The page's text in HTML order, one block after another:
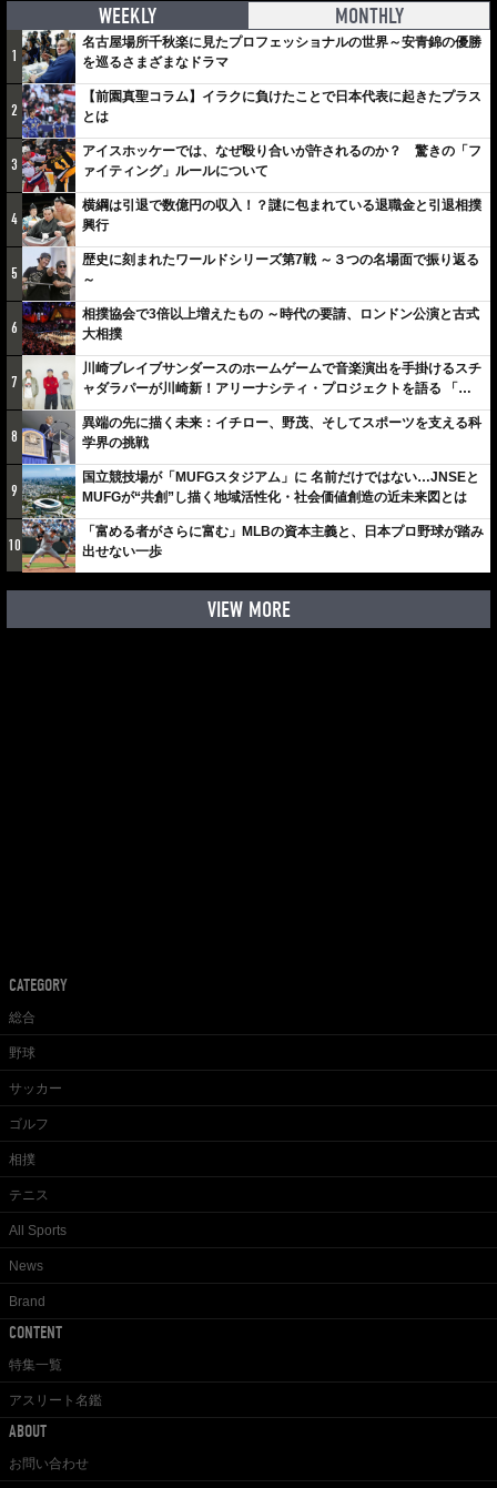
WEEKLY MONTHLY
1
名古屋場所千秋楽に見たプロフェッショナルの世界～安青錦の優勝
を巡るさまざまなドラマ
2
【前園真聖コラム】イラクに負けたことで日本代表に起きたプラス
とは
3
アイスホッケーでは、なぜ殴り合いが許されるのか？ 驚きの「フ
ァイティング」ルールについて
4
横綱は引退で数億円の収入！？謎に包まれている退職金と引退相撲
興行
5
歴史に刻まれたワールドシリーズ第7戦 ～３つの名場面で振り返る
～
6
相撲協会で3倍以上増えたもの ～時代の要請、ロンドン公演と古式
大相撲
7
川崎ブレイブサンダースのホームゲームで音楽演出を手掛けるスチ
ャダラパーが川崎新！アリーナシティ・プロジェクトを語る 「楽
しみでしかないでしょ。川崎は、ずっと成長曲線だから」
8
異端の先に描く未来：イチロー、野茂、そしてスポーツを支える科
学界の挑戦
9
国立競技場が「MUFGスタジアム」に 名前だけではない…JNSEと
MUFGが“共創”し描く地域活性化・社会価値創造の近未来図とは
10
「富める者がさらに富む」MLBの資本主義と、日本プロ野球が踏み
出せない一歩
VIEW MORE
CATEGORY
総合
野球
サッカー
ゴルフ
相撲
テニス
All Sports
News
Brand
CONTENT
特集一覧
アスリート名鑑
ABOUT
お問い合わせ